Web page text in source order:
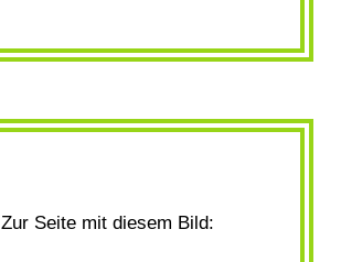
Zur Seite mit diesem Bild: